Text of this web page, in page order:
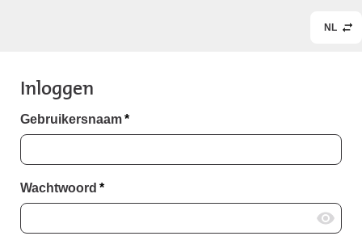
NL
Inloggen
Gebruikersnaam*
Wachtwoord *